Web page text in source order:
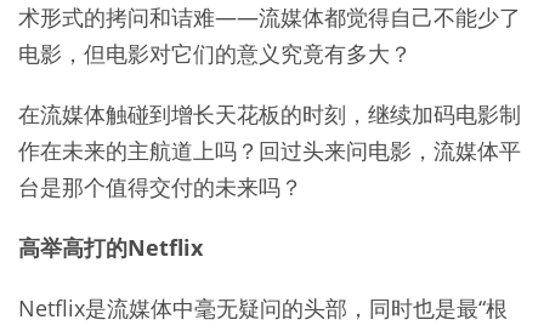
术形式的拷问和诘难——流媒体都觉得自己不能少了
电影，但电影对它们的意义究竟有多大？
在流媒体触碰到增长天花板的时刻，继续加码电影制
作在未来的主航道上吗？回过头来问电影，流媒体平
台是那个值得交付的未来吗？
高举高打的Netflix
Netflix是流媒体中毫无疑问的头部，同时也是最“根